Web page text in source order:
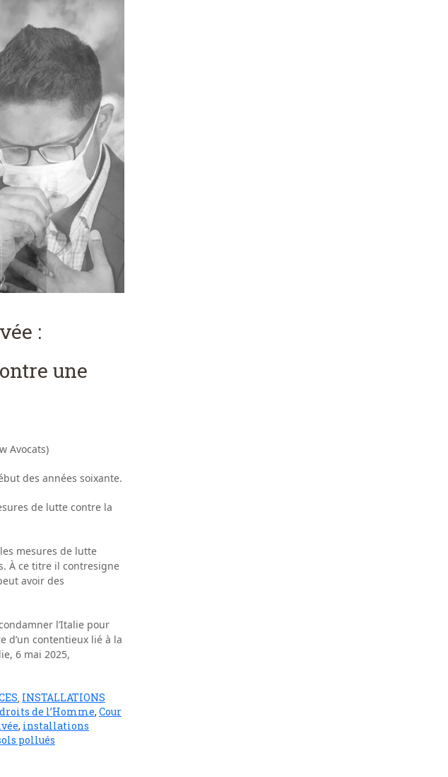
:
une
Avocats)
des années soixante.
de lutte contre la
mesures de lutte
À ce titre il contresigne
avoir des
l’Italie pour
d’un contentieux lié à la
6 mai 2025,
, INSTALLATIONS
de l’Homme, Cour
, installations
pollués